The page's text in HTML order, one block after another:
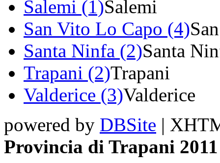
Salemi (1)Salemi
San Vito Lo Capo (4)
Santa Ninfa (2)Santa
Trapani (2)Trapani
Valderice (3)Valderice
powered by DBSite |
Provincia di Trapani 2011